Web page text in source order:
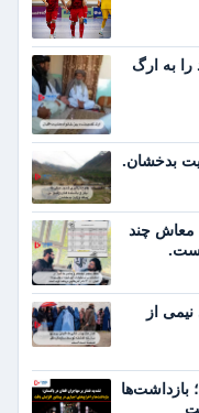
به ارگ
بدخشان.
معاش چند
از
بازداشت‌ها